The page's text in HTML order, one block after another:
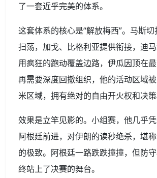
了一套近乎完美的体系。
这套体系的核心是“解放梅西”。马斯
扫荡，加戈、比格利亚提供衔接，迪
用疯狂的跑动覆盖边路，伊瓜因顶在
再需要深度回撤组织，他的活动区域
米区域，拥有绝对的自由开火权和决策
效果是立竿见影的。小组赛，他几乎
阿根廷前进，对伊朗的读秒绝杀，堪
的极致。阿根廷一路跌跌撞撞，但防
终站上了决赛的舞台。